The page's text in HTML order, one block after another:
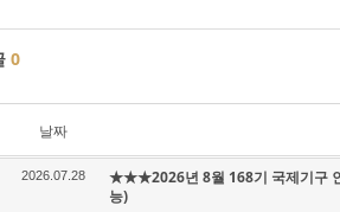
0
날짜
2026.07.28
★★★2026년 8월 168기 국제기구
능)